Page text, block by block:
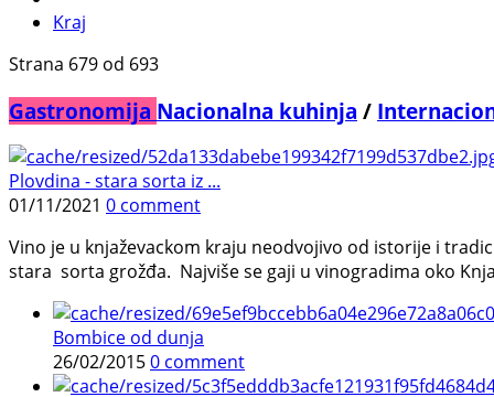
Kraj
Strana 679 od 693
Gastronomija Nacionalna kuhinja /
Plovdina - stara sorta iz ...
01/11/2021 0 comment
Vino je u knjaževackom kraju neodvojivo od istorije i
stara sorta grožđa. Najviše se gaji u vinogradima oko
Bombice od dunja
26/02/20150 comment